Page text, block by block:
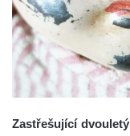
Zastřešující